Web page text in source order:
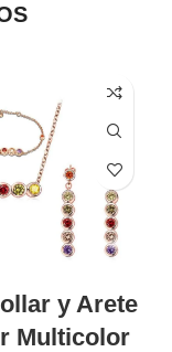
y Arete
Multicolor